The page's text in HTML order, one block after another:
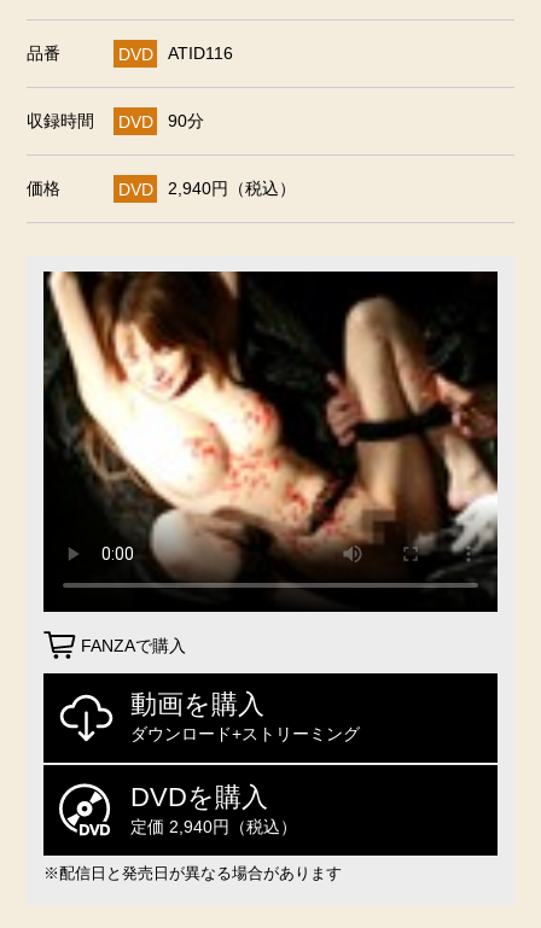
品番 DVD ATID116
収録時間 DVD 90分
価格 DVD 2,940円（税込）
FANZAで購入
動画を購入
ダウンロード+ストリーミング
DVDを購入
定価 2,940円（税込）
※配信日と発売日が異なる場合があります